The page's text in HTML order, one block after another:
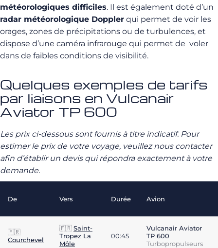
météorologiques difficiles. Il est également doté d’un
radar météorologique Doppler qui permet de voir les
orages, zones de précipitations ou de turbulences, et
dispose d’une caméra infrarouge qui permet de voler
dans de faibles conditions de visibilité.
Quelques exemples de tarifs
par liaisons en Vulcanair
Aviator TP 600
Les prix ci-dessous sont fournis à titre indicatif. Pour
estimer le prix de votre voyage, veuillez nous contacter
afin d’établir un devis qui répondra exactement à votre
demande.
De Vers Durée Avion
🇫🇷
Courchevel
🇫🇷Saint-
Tropez La
Môle
00:45
Vulcanair Aviator
TP 600
Turbopropulseurs